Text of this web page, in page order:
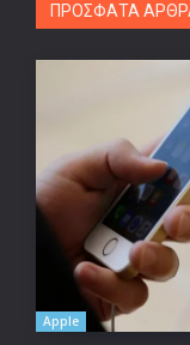
ΠΡΟΣΦΑΤΑ
Apple